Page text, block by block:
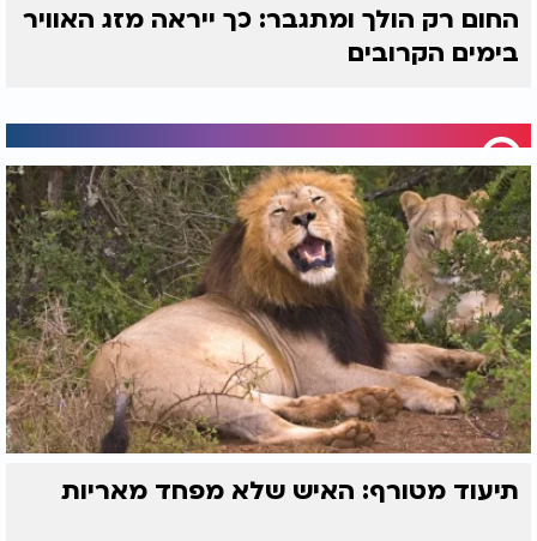
החום רק הולך ומתגבר: כך ייראה מזג האוויר
בימים הקרובים
תיעוד מטורף: האיש שלא מפחד מאריות